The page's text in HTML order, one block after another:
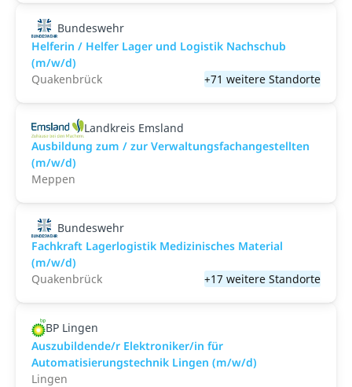
Bundeswehr
Helferin / Helfer Lager und Logistik Nachschub
(m/w/d)
Quakenbrück
+71 weitere Standorte
Landkreis Emsland
Ausbildung zum / zur Verwaltungsfachangestellten
(m/w/d)
Meppen
Bundeswehr
Fachkraft Lagerlogistik Medizinisches Material
(m/w/d)
Quakenbrück
+17 weitere Standorte
BP Lingen
Auszubildende/r Elektroniker/in für
Automatisierungstechnik Lingen (m/w/d)
Lingen